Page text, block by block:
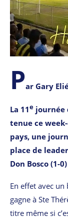
Par Gary
La 11e journée
tenue ce
pays, une
place de
Don Bosco (1-
En effet avec un
gagne à Ste
titre même si